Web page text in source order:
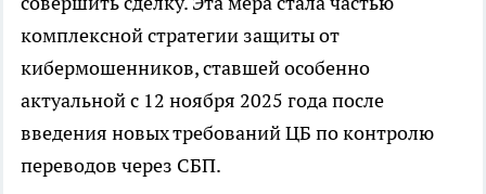
комплексной стратегии защиты от
кибермошенников, ставшей особенно
актуальной с 12 ноября 2025 года после
введения новых требований ЦБ по контролю
переводов через СБП.